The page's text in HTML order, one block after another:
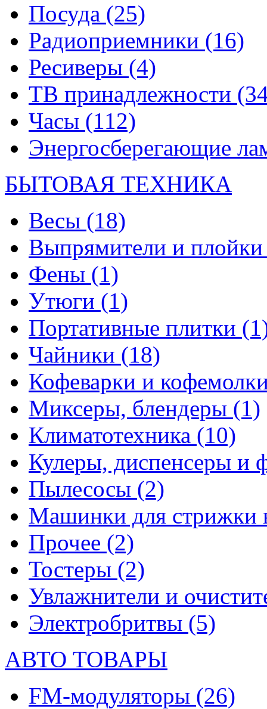
Посуда (25)
Радиоприемники (16)
Ресиверы (4)
ТВ принадлежности
Часы (112)
Энергосберегающие
БЫТОВАЯ ТЕХНИКА
Весы (18)
Выпрямители и
Фены (1)
Утюги (1)
Портативные плитки
Чайники (18)
Кофеварки и
Миксеры, блендеры (1)
Климатотехника (10)
Кулеры, диспенсеры и
Пылесосы (2)
Машинки для стрижки
Прочее (2)
Тостеры (2)
Увлажнители и
Электробритвы (5)
АВТО ТОВАРЫ
FM-модуляторы (26)